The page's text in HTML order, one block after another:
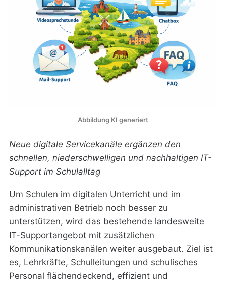
Abbildung KI generiert
Neue digitale Servicekanäle ergänzen den
schnellen, niederschwelligen und nachhaltigen IT-
Support im Schulalltag
Um Schulen im digitalen Unterricht und im
administrativen Betrieb noch besser zu
unterstützen, wird das bestehende landesweite
IT-Supportangebot mit zusätzlichen
Kommunikationskanälen weiter ausgebaut. Ziel ist
es, Lehrkräfte, Schulleitungen und schulisches
Personal flächendeckend, effizient und